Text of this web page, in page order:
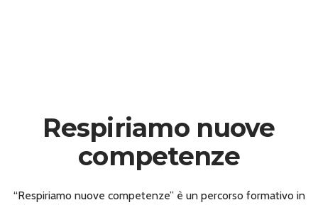
Respiriamo nuove
competenze
“Respiriamo nuove competenze” è un percorso formativo in